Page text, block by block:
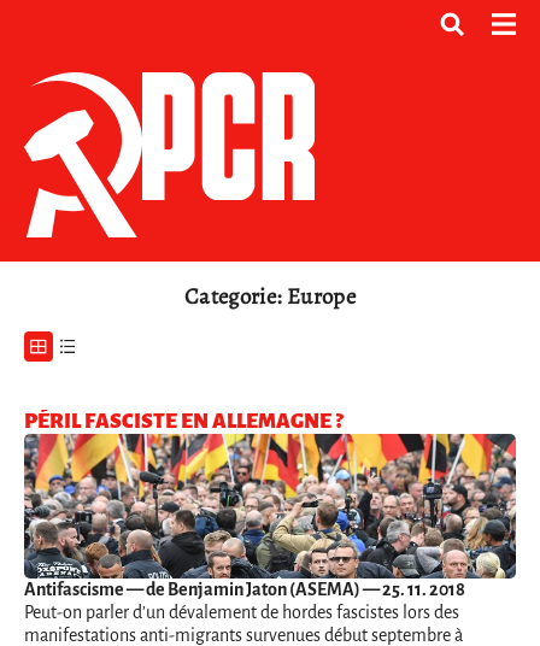
Categorie: Europe
PÉRIL FASCISTE EN ALLEMAGNE ?
Antifascisme— de Benjamin Jaton (ASEMA) — 25. 11. 2018
Peut-on parler d’un dévalement de hordes fascistes lors des
manifestations anti-migrants survenues début septembre à